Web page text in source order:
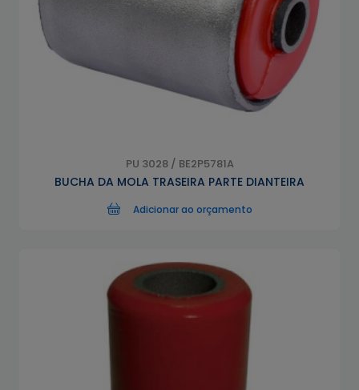
PU 3028 / BE2P5781A
BUCHA DA MOLA TRASEIRA PARTE DIANTEIRA
Adicionar ao orçamento